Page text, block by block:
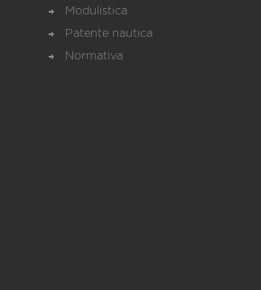
Modulistica
Patente nautica
Normativa